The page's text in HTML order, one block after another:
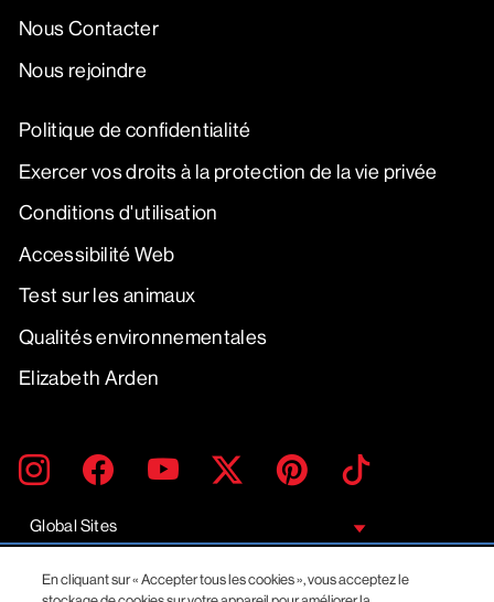
Nous Contacter
Nous rejoindre
Politique de confidentialité
Exercer vos droits à la protection de la vie privée
Conditions d'utilisation
Accessibilité Web
Test sur les animaux
Qualités environnementales
Elizabeth Arden
SAISIR
UNE
S'INSCRIRE
InstagramFacebookYouTube TwitterPinterest
Global Sites
En cliquant sur « Accepter tous les cookies », vous acceptez le